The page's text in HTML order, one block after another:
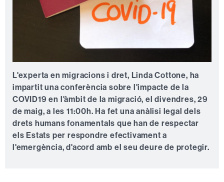
L'experta en migracions i dret, Linda Cottone, ha
impartit una conferència sobre l'impacte de la
COVID19 en l'àmbit de la migració, el divendres, 29
de maig, a les 11:00h. Ha fet una anàlisi legal dels
drets humans fonamentals que han de respectar
els Estats per respondre efectivament a
l'emergència, d'acord amb el seu deure de protegir.